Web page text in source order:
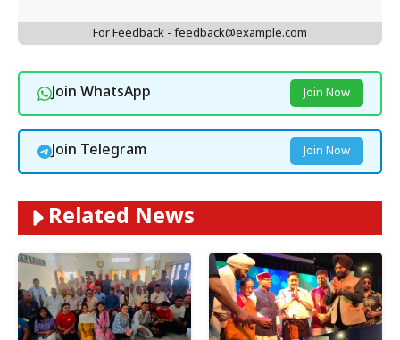
For Feedback - feedback@example.com
Join WhatsApp Join Now
Join Telegram Join Now
Related News